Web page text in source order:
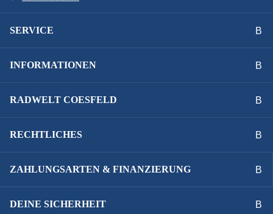
SERVICE
INFORMATIONEN
RADWELT COESFELD
RECHTLICHES
ZAHLUNGSARTEN & FINANZIERUNG
DEINE SICHERHEIT